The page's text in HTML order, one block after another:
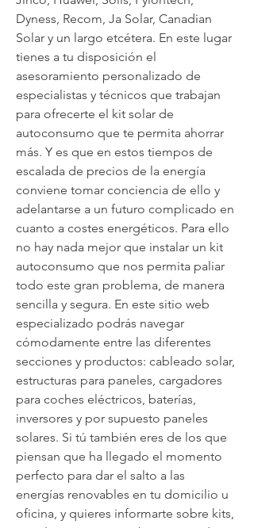
Dyness, Recom, Ja Solar, Canadian
Solar y un largo etcétera. En este lugar
tienes a tu disposición el
asesoramiento personalizado de
especialistas y técnicos que trabajan
para ofrecerte el kit solar de
autoconsumo que te permita ahorrar
más. Y es que en estos tiempos de
escalada de precios de la energía
conviene tomar conciencia de ello y
adelantarse a un futuro complicado en
cuanto a costes energéticos. Para ello
no hay nada mejor que instalar un kit
autoconsumo que nos permita paliar
todo este gran problema, de manera
sencilla y segura. En este sitio web
especializado podrás navegar
cómodamente entre las diferentes
secciones y productos: cableado solar,
estructuras para paneles, cargadores
para coches eléctricos, baterías,
inversores y por supuesto paneles
solares. Si tú también eres de los que
piensan que ha llegado el momento
perfecto para dar el salto a las
energías renovables en tu domicilio u
oficina, y quieres informarte sobre kits,